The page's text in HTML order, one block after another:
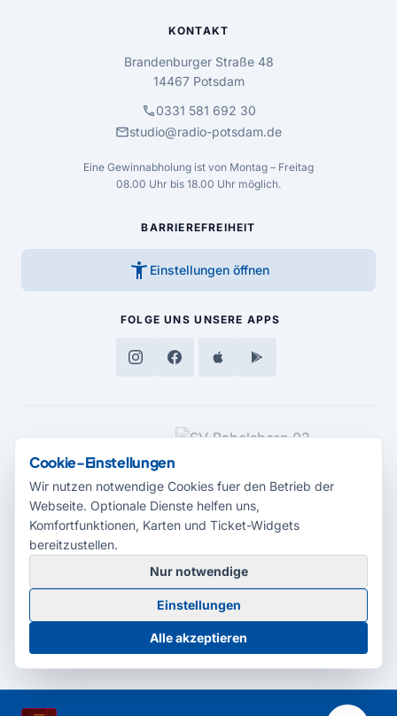
KONTAKT
Brandenburger Straße 48
14467 Potsdam
call0331 581 692 30
mailstudio@radio-potsdam.de
Eine Gewinnabholung ist von Montag – Freitag
08.00 Uhr bis 18.00 Uhr möglich.
BARRIEREFREIHEIT
accessibility_new Einstellungen öffnen
FOLGE UNS UNSERE APPS
MEDIENPARTNER
© 2026 Radio Potsdam. Webseite entwickelt durch dieMedienagentur
Babelsberg
BarrierefreiheitserklärungAGBDatenschutzImpressum
Cookie-Einstellungen
Cookie-Einstellungen
Wir nutzen notwendige Cookies fuer den Betrieb der
Webseite. Optionale Dienste helfen uns,
Komfortfunktionen, Karten und Ticket-Widgets
bereitzustellen.
Nur notwendige
Einstellungen
Alle akzeptieren